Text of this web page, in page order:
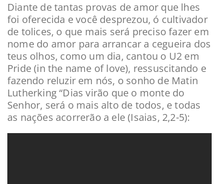
Diante de tantas provas de amor que lhes
foi oferecida e você desprezou, ó cultivador
de tolices, o que mais será preciso fazer em
nome do amor para arrancar a cegueira dos
teus olhos, como um dia, cantou o U2 em
Pride (in the name of love), ressuscitando e
fazendo reluzir em nós, o sonho de Matin
Lutherking “Dias virão que o monte do
Senhor, será o mais alto de todos, e todas
as nações acorrerão a ele (Isaias, 2,2-5):